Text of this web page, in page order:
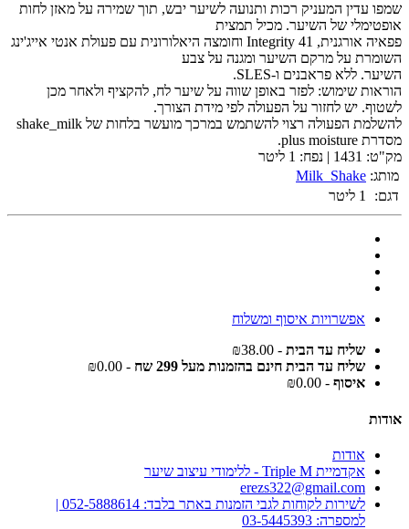
שמפו עדין המעניק רכות ותנועה לשיער יבש, תוך שמירה על מאזן לחות
אופטימלי של השיער. מכיל תמצית
פפאיה אורגנית, 41 Integrity וחומצה היאלורונית עם פעולת אנטי אייג'ינג
השומרת על מרקם השיער ומגנה על צבע
השיער. ללא פראבנים ו-SLES.
הוראות שימוש: לפזר באופן שווה על שיער לח, להקציף ולאחר מכן
לשטוף. יש לחזור על הפעולה לפי מידת הצורך.
להשלמת הפעולה רצוי להשתמש במרכך מועשר בלחות של shake_milk
מסדרת plus moisture.
מק"ט: 1431 | נפח: 1 ליטר
מותג: Milk_Shake
דגם:
1 ליטר
אפשרויות איסוף ומשלוח
שליח עד הבית - ₪38.00
שליח עד הבית חינם בהזמנות מעל 299 שח
- ₪0.00
איסוף - ₪0.00
אודות
אודות
אקדמיית Triple M - ללימודי עיצוב שיער
erezs322@gmail.com
לשירות לקוחות לגבי הזמנות באתר בלבד: 052-5888614 |
למספרה: 03-5445393